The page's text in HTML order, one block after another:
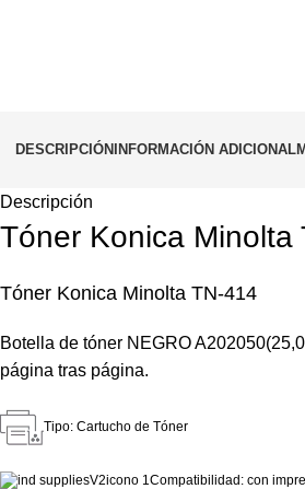
DESCRIPCIÓN INFORMACIÓN ADICIONAL
Descripción
Tóner Konica
Tóner Konica Minolta TN-414
Botella de tóner NEGRO
página tras página.
Tipo: Cartucho de Tóner
Compatibilidad: con